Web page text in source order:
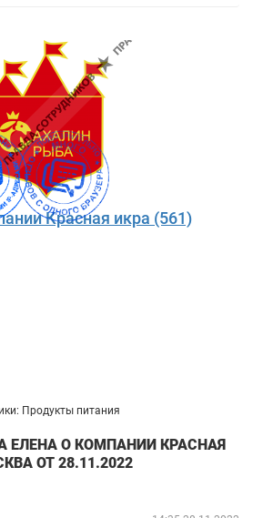
Красная икра (561)
Продукты питания
ЕЛЕНА О КОМПАНИИ КРАСНАЯ
ОТ 28.11.2022